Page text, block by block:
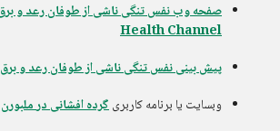
Health Channel
پیش بینی نفس تنگی ناشی از طوفان رعد وبرق
وبسایت یا برنامه کاربریگرده افشانی درملبورن